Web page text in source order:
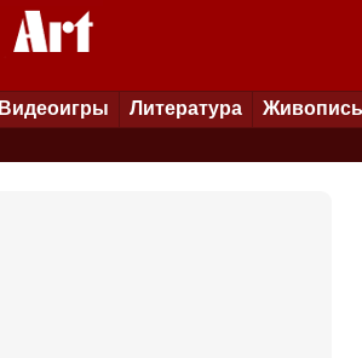
Видеоигры Литература Живопись